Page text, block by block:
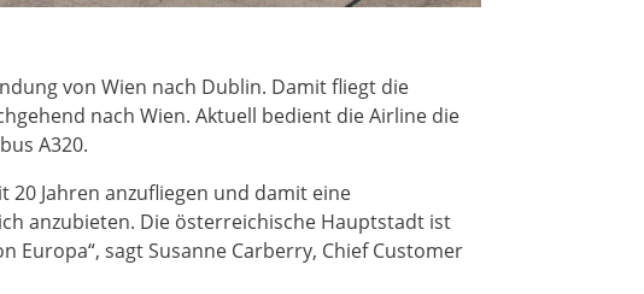
von Wien nach Dublin. Damit fliegt die
nach Wien. Aktuell bedient die Airline die
A320.
20 Jahren anzufliegen und damit eine
anzubieten. Die österreichische Hauptstadt ist
Europa“, sagt Susanne Carberry, Chief Customer